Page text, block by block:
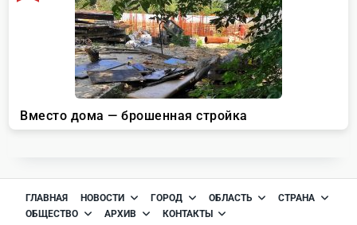
ГЛАВНАЯ НОВОСТИ ГОРОД ОБЛАСТЬ
СТРАНА
ОБЩЕСТВО
АРХИВ КОНТАКТЫ